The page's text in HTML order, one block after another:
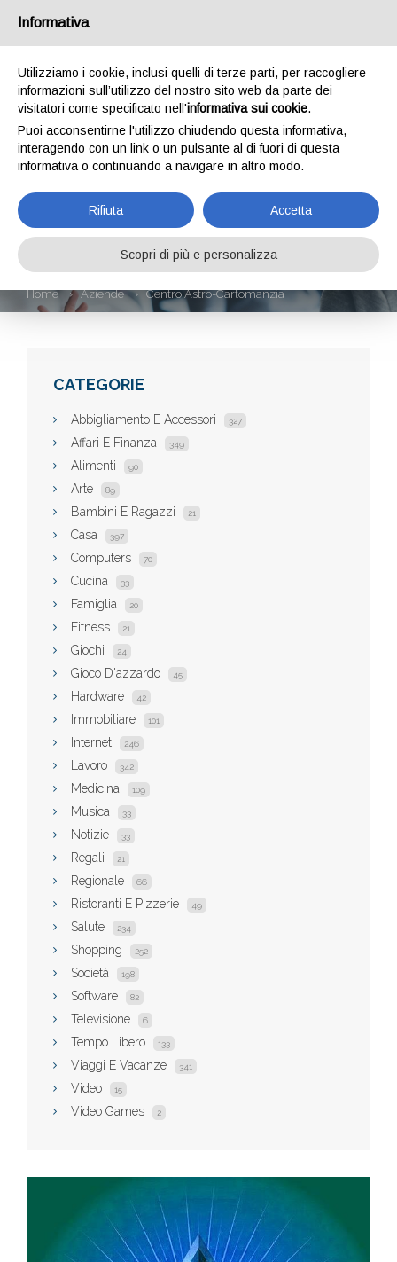
CENTRO ASTRO-
CARTOMANZIA
Home Aziende Centro Astro-Cartomanzia
CATEGORIE
Abbigliamento E Accessori 327
Affari E Finanza 349
Alimenti 90
Arte 89
Bambini E Ragazzi 21
Casa 397
Computers 70
Cucina 33
Famiglia 20
Fitness 21
Giochi 24
Gioco D'azzardo 45
Hardware 42
Immobiliare 101
Internet 246
Lavoro 342
Medicina 109
Musica 33
Notizie 33
Regali 21
Regionale 66
Ristoranti E Pizzerie 49
Salute 234
Shopping 252
Società 198
Software 82
Televisione 6
Tempo Libero 133
Viaggi E Vacanze 341
Video 15
Video Games 2
Informativa
Utilizziamo i cookie, inclusi quelli di terze parti, per raccogliere
informazioni sull’utilizzo del nostro sito web da parte dei
visitatori come specificato nell'informativa sui cookie.
Puoi acconsentirne l'utilizzo chiudendo questa informativa,
interagendo con un link o un pulsante al di fuori di questa
informativa o continuando a navigare in altro modo.
Rifiuta Accetta
Scopri di più e personalizza